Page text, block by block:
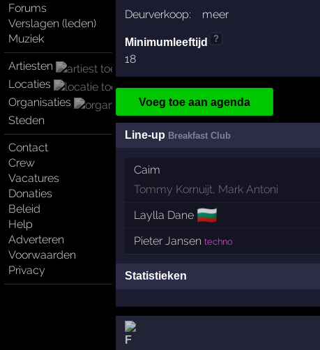
Forums
Verslagen (leden)
Muziek
Artiesten
Locaties
Organisaties
Steden
Contact
Crew
Vacatures
Donaties
Beleid
Help
Adverteren
Voorwaarden
Privacy
Deurverkoop:
meer
Minimumleeftijd ?
18
Voeg toe aan agenda
Line-up Breakfast Club
Caim
Tommy Kornuijt Mark Antoni
Laylla Dane 🇧🇬
Pieter Jansen techno
Statistieken